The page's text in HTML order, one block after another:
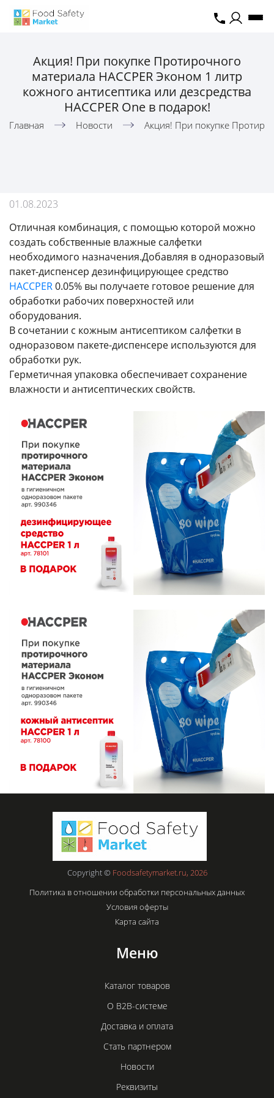
Акция! При покупке Протирочного
материала HACCPER Эконом 1 литр
кожного антисептика или дезсредства
HACCPER One в подарок!
Главная Новости Акция! При покупке
01.08.2023
Отличная комбинация, с помощью которой можно
создать собственные влажные салфетки
необходимого назначения.Добавляя в одноразовый
пакет-диспенсер дезинфицирующее средство
HACCPER0.05% вы получаете готовое решение для
обработки рабочих поверхностей или
оборудования.
В сочетании с кожным антисептиком салфетки в
одноразовом пакете-диспенсере используются для
обработки рук.
Герметичная упаковка обеспечивает сохранение
влажности и антисептических свойств.
Copyright © Foodsafetymarket.ru, 2026
Политика в отношении обработки персональных данных
Условия оферты
Карта сайта
Меню
Каталог товаров
О B2B-системе
Доставка и оплата
Стать партнером
Новости
Реквизиты